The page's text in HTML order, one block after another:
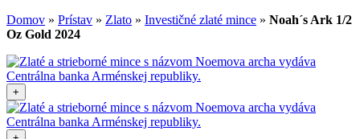
Domov » Prístav » Zlato » Investičné zlaté mince » Noah´s Ark 1/2
Oz Gold 2024
+